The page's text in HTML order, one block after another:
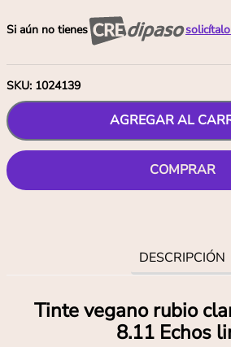
Si aún no tienes
SKU: 1024139
AGREGAR AL
COMPRAR
DESCRIPCIÓN
Tinte vegano rubio
8.11 Echos